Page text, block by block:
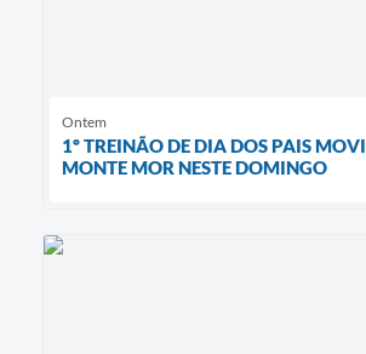
Ontem
1º TREINÃO DE DIA DOS PAIS
MONTE MOR NESTE DOMINGO